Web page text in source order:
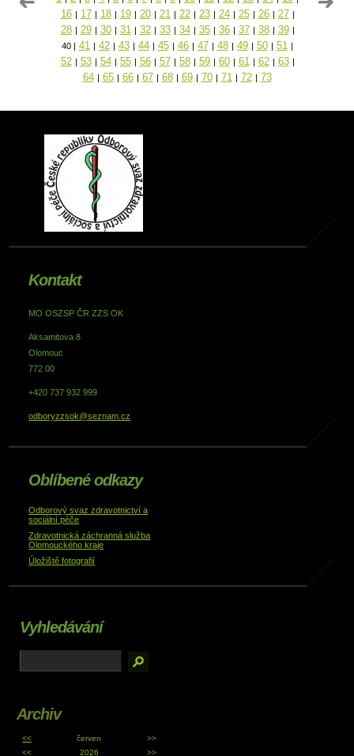
16 | 17 | 18 | 19 | 20 | 21 | 22 | 23 | 24 | 25 | 26 | 27 |
28 | 29 | 30 | 31 | 32 | 33 | 34 | 35 | 36 | 37 | 38 | 39 |
40 | 41 | 42 | 43 | 44 | 45 | 46 | 47 | 48 | 49 | 50 | 51 |
52 | 53 | 54 | 55 | 56 | 57 | 58 | 59 | 60 | 61 | 62 | 63 |
64 | 65 | 66 | 67 | 68 | 69 | 70 | 71 | 72 | 73
Kontakt
MO OSZSP ČR ZZS OK
Aksamitova 8
Olomouc
772 00
+420 737 932 999
odboryzzsok@seznam.cz
Oblíbené odkazy
Odborový svaz zdravotnictví a
sociální péče
Zdravotnická záchranná služba
Olomouckého kraje
Úložiště fotografií
Vyhledávání
Archiv
<< červen
>>
<<
2026 >>